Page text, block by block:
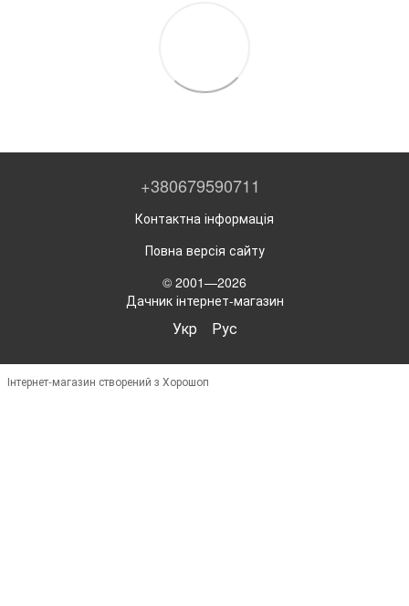
+380679590711
Контактна інформація
Повна версія сайту
© 2001—2026
Дачник інтернет-магазин
Укр Рус
Інтернет-магазин створений з Хорошоп